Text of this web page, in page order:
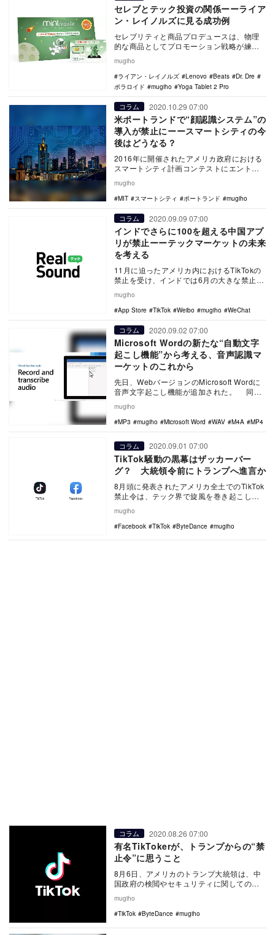
セレブとテック投資の関係ーーライア
ン・レイノルズに見る成功例
セレブリティと商品プロデュースは、物理
的な商品としてプロモーション戦略が練り
ることなどから…
mugiho
ライアン・レイノルズ
Lenovo Beats
Dr. Dre
ポラロイド
mugiho Yoga Tablet 2 Pro
コラム 2020.10.29 07:00
米ポートランドで“顔認識システム”の
導入が禁止にーースマートシティの今
後はどうなる？
2016年に開催されたアメリカ政府における
スマートシティ計画コンテストにエントリ
で最も厳し…
mugiho
MIT
スマートシティ ポートランド mugiho
コラム 2020.09.09 07:00
インドでさらに100を超える中国アプ
リが禁止ーーテックマーケットの未来
を考える
11月に迫ったアメリカ内におけるTikTokの
禁止を受け、インドでは6月の大きな禁止令
A…
mugiho
App Store
TikTok Weibo mugiho WeChat
コラム 2020.09.02 07:00
Microsoft Wordの新たな“自動文字
起こし機能”から考える、音声認識マ
ーケットのこれから
先日、WebバージョンのMicrosoft Wordに
音声文字起こし機能が追加された。 同サ
mugiho
MP3
mugiho Microsoft Word WAV M4A MP4
コラム 2020.09.01 07:00
TikTok騒動の黒幕はザッカーバー
グ？ 大統領令前にトランプへ進言か
8月頭に発表されたアメリカ全土でのTikTok
禁止令は、テック界で旋風を巻き起こして
ー…
mugiho
Facebook
TikTok ByteDance mugiho
コラム 2020.08.26 07:00
有名TikTokerが、トランプからの“禁
止令”に思うこと
8月6日、アメリカのトランプ大統領は、中
国政府の検閲やセキュリティに関しての懸
ナー…
mugiho
TikTok
ByteDance mugiho